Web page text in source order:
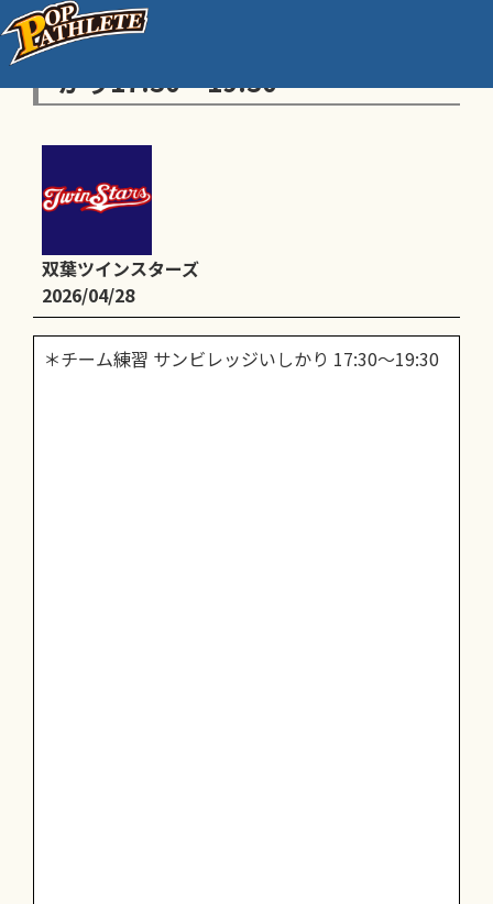
＊チーム練習 サンビレッジいし
かり17:30～19:30
双葉ツインスターズ
2026/04/28
＊チーム練習 サンビレッジいしかり 17:30～19:30